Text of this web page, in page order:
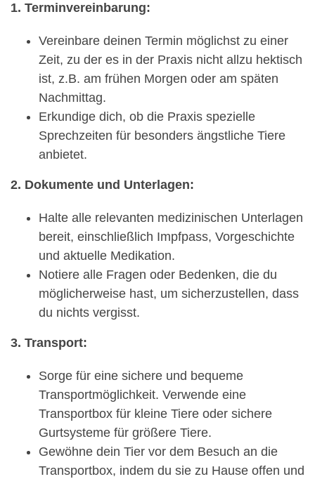
1. Terminvereinbarung:
Vereinbare deinen Termin möglichst zu einer
Zeit, zu der es in der Praxis nicht allzu hektisch
ist, z.B. am frühen Morgen oder am späten
Nachmittag.
Erkundige dich, ob die Praxis spezielle
Sprechzeiten für besonders ängstliche Tiere
anbietet.
2. Dokumente und Unterlagen:
Halte alle relevanten medizinischen Unterlagen
bereit, einschließlich Impfpass, Vorgeschichte
und aktuelle Medikation.
Notiere alle Fragen oder Bedenken, die du
möglicherweise hast, um sicherzustellen, dass
du nichts vergisst.
3. Transport:
Sorge für eine sichere und bequeme
Transportmöglichkeit. Verwende eine
Transportbox für kleine Tiere oder sichere
Gurtsysteme für größere Tiere.
Gewöhne dein Tier vor dem Besuch an die
Transportbox, indem du sie zu Hause offen und